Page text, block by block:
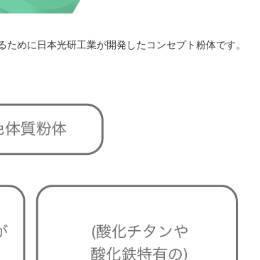
めに日本光研工業が開発したコンセプト粉体です。